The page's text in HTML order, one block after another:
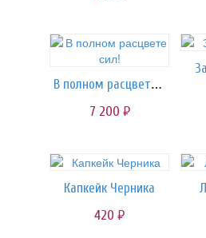
В полном расцвете сил!
7 200 руб.
Капкейк Черника
420 руб.